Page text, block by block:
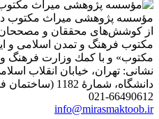
از كوشش‌های محققان و مصححان و
مكتوب فرهنگ و تمدن اسلامی و
مكتوب» و با كمك وزارت فرهنگ
نشانی: تهران، خیابان انقلاب
دانشگاه، شمارۀ 1182 (ساختمان فروردین)، طبقۀ دوم
021-66490612
info@mirasmaktoob.ir